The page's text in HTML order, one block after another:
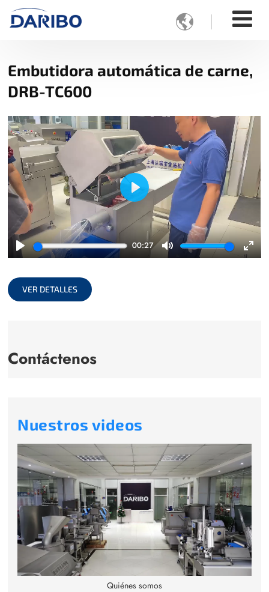

Embutidora automática de carne,
DRB-TC600
Play
00:27
Mute
Play
VER DETALLES
Contáctenos
Nuestros videos
Quiénes somos